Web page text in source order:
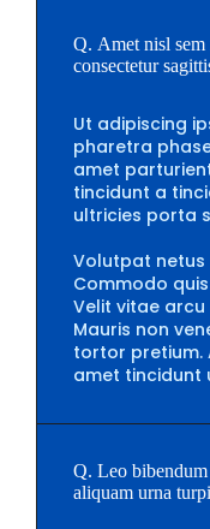
Q. Amet nisl
consectetur
Ut adipiscing
pharetra
amet
tincidunt a
ultricies porta
Volutpat netus
Commodo
Velit vitae
Mauris non
tortor pretium.
amet tincidunt
Q. Leo
aliquam urna